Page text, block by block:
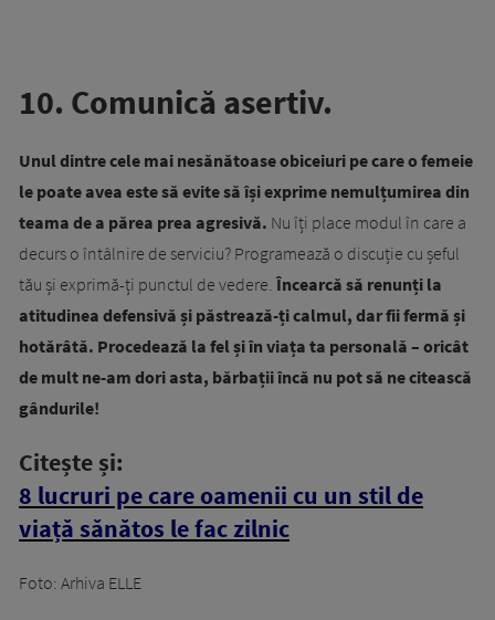
10. Comunică asertiv.
Unul dintre cele mai nesănătoase obiceiuri pe care o femeie
le poate avea este să evite să își exprime nemulțumirea din
teama de a părea prea agresivă. Nu îți place modul în care a
decurs o întâlnire de serviciu? Programează o discuție cu șeful
tău și exprimă-ți punctul de vedere. Încearcă să renunți la
atitudinea defensivă și păstrează-ți calmul, dar fii fermă și
hotărâtă. Procedează la fel și în viața ta personală – oricât
de mult ne-am dori asta, bărbații încă nu pot să ne citească
gândurile!
Citește și:
8 lucruri pe care oamenii cu un stil de
viață sănătos le fac zilnic
Foto: Arhiva ELLE